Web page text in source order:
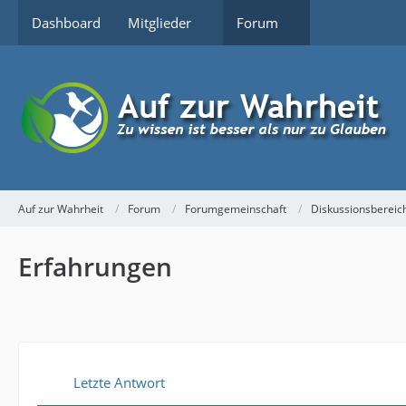
Dashboard Mitglieder Forum
Auf zur Wahrheit Forum Forumgemeinschaft
Erfahrungen
Letzte Antwort